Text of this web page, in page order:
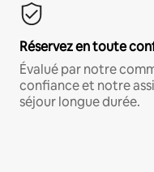
Réservez en toute
Évalué par notre
confiance et notre
séjour longue durée.